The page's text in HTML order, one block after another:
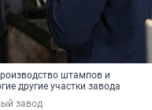
штампов и
другие участки завода
завод